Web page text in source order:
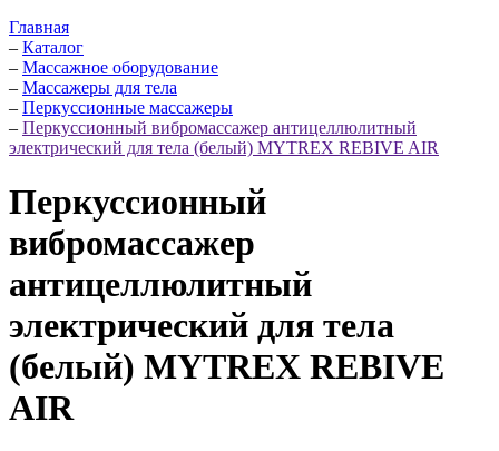
Главная
– Каталог
– Массажное оборудование
– Массажеры для тела
– Перкуссионные массажеры
– Перкуссионный вибромассажер антицеллюлитный
электрический для тела (белый) MYTREX REBIVE AIR
Перкуссионный
вибромассажер
антицеллюлитный
электрический для тела
(белый) MYTREX REBIVE
AIR